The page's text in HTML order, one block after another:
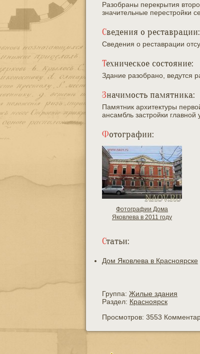
Разобраны перекрытия
значительные перестройки
Сведения о реставрации:
Сведения о реставрации
Техническое состояние:
Здание разобрано, ведутся
Значимость памятника:
Памятник архитектуры
ансамбль застройки
Фотографии:
Фотографии Дома
Яковлева в 2011 году
Статьи:
Дом Яковлева в Красноярске
Группа: Жилые здания
Раздел: Красноярск
Просмотров: 3553